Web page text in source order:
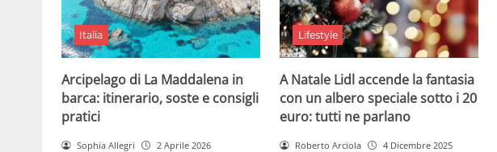
Italia
Arcipelago di La Maddalena in
barca: itinerario, soste e consigli
pratici
Sophia Allegri 2 Aprile 2026
Lifestyle
A Natale Lidl accende la fantasia
con un albero speciale sotto i 20
euro: tutti ne parlano
Roberto Arciola 4 Dicembre 2025